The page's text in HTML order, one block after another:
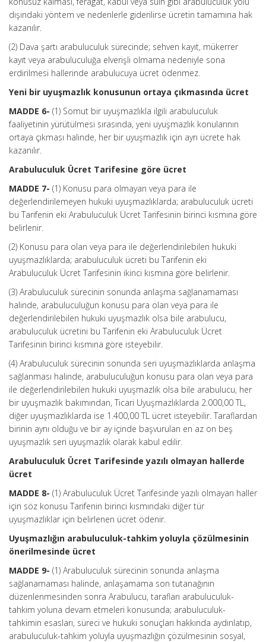
dışındaki yöntem ve nedenlerle giderilirse ücretin tamamına hak
kazanılır.
(2) Dava şartı arabuluculuk sürecinde; sehven kayıt, mükerrer
kayıt veya arabuluculuğa elverişli olmama nedeniyle sona
erdirilmesi hallerinde arabulucuya ücret ödenmez.
Yeni bir uyuşmazlık konusunun ortaya çıkmasında ücret
MADDE 6- (1) Somut bir uyuşmazlıkla ilgili arabuluculuk
faaliyetinin yürütülmesi sırasında, yeni uyuşmazlık konularının
ortaya çıkması halinde, her bir uyuşmazlık için ayrı ücrete hak
kazanılır.
Arabuluculuk Ücret Tarifesine göre ücret
MADDE 7- (1) Konusu para olmayan veya para ile
değerlendirilemeyen hukuki uyuşmazlıklarda; arabuluculuk ücreti
bu Tarifenin eki Arabuluculuk Ücret Tarifesinin birinci kısmına göre
belirlenir.
(2) Konusu para olan veya para ile değerlendirilebilen hukuki
uyuşmazlıklarda; arabuluculuk ücreti bu Tarifenin eki
Arabuluculuk Ücret Tarifesinin ikinci kısmına göre belirlenir.
(3) Arabuluculuk sürecinin sonunda anlaşma sağlanamaması
halinde, arabuluculuğun konusu para olan veya para ile
değerlendirilebilen hukuki uyuşmazlık olsa bile arabulucu,
arabuluculuk ücretini bu Tarifenin eki Arabuluculuk Ücret
Tarifesinin birinci kısmına göre isteyebilir.
(4) Arabuluculuk sürecinin sonunda seri uyuşmazlıklarda anlaşma
sağlanması halinde, arabuluculuğun konusu para olan veya para
ile değerlendirilebilen hukuki uyuşmazlık olsa bile arabulucu, her
bir uyuşmazlık bakımından, Ticari Uyuşmazlıklarda 2.000,00 TL,
diğer uyuşmazlıklarda ise 1.400,00 TL ücret isteyebilir. Taraflardan
birinin aynı olduğu ve bir ay içinde başvurulan en az on beş
uyuşmazlık seri uyuşmazlık olarak kabul edilir.
Arabuluculuk Ücret Tarifesinde yazılı olmayan hallerde
ücret
MADDE 8- (1) Arabuluculuk Ücret Tarifesinde yazılı olmayan haller
için söz konusu Tarifenin birinci kısmındaki diğer tür
uyuşmazlıklar için belirlenen ücret ödenir.
Uyuşmazlığın arabuluculuk-tahkim yoluyla çözülmesinin
önerilmesinde ücret
MADDE 9- (1) Arabuluculuk sürecinin sonunda anlaşma
sağlanamaması halinde, anlaşamama son tutanağının
düzenlenmesinden sonra Arabulucu, tarafları arabuluculuk-
tahkim yoluna devam etmeleri konusunda; arabuluculuk-
tahkimin esasları, süreci ve hukuki sonuçları hakkında aydınlatıp,
arabuluculuk-tahkim yoluyla uyuşmazlığın çözülmesinin sosyal,